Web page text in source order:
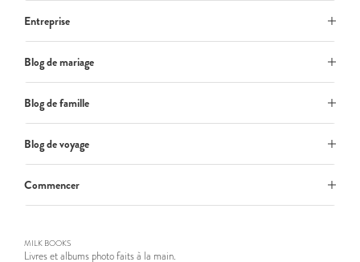
Entreprise
Blog de mariage
Blog de famille
Blog de voyage
Commencer
MILK BOOKS
Livres et albums photo faits à la main.